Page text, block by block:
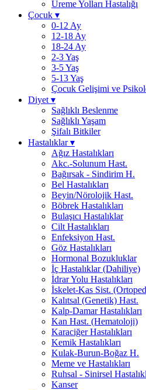
Üreme Yolları Hastalığı
Çocuk ▾
0-12 Ay
12-18 Ay
18-24 Ay
2-3 Yaş
3-5 Yaş
5-13 Yaş
Çocuk Gelişimi ve
Diyet ▾
Sağlıklı Beslenme
Sağlıklı Yaşam
Şifalı Bitkiler
Hastalıklar▾
Ağız Hastalıkları
Akc.-Solunum Hast.
Bağırsak - Sindirim H.
Bel Hastalıkları
Beyin/Nörolojik Hast.
Böbrek Hastalıkları
Bulaşıcı Hastalıklar
Cilt Hastalıkları
Enfeksiyon Hast.
Göz Hastalıkları
Hormonal Bozukluklar
İç Hastalıklar (Dahiliye)
İdrar Yolu Hastalıkları
İskelet-Kas Sist.
Kalıtsal (Genetik) Hast.
Kalp-Damar Hastalıkları
Kan Hast. (Hematoloji)
Karaciğer Hastalıkları
Kemik Hastalıkları
Kulak-Burun-Boğaz H.
Meme ve Hastalıkları
Ruhsal - Sinirsel
Kanser